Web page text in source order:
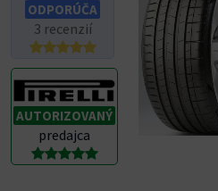
ODPORÚČA
3 recenzií
AUTORIZOVANÝ
predajca